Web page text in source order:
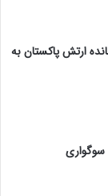
ارتش پاکستان به
سوگواری